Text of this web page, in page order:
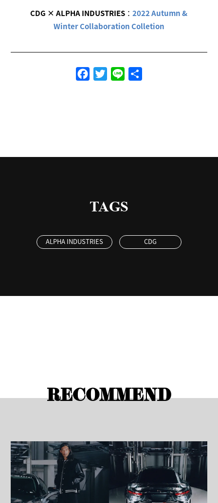
CDG × ALPHA INDUSTRIES ：2022 Autumn &
Winter Collaboration Colletion
FacebookTwitterLine
TAGS
ALPHA INDUSTRIES CDG
RECOMMEND